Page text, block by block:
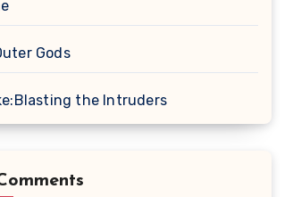
Gods
the Intruders